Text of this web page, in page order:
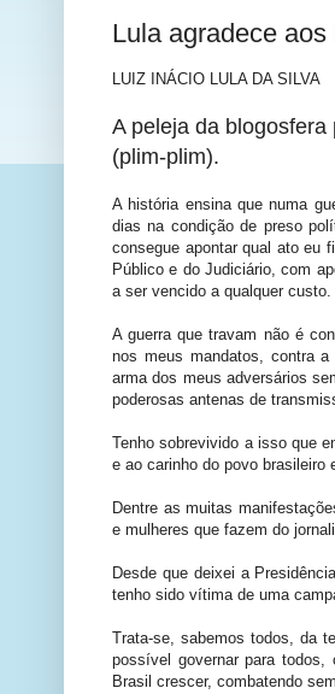
Lula agradece
LUIZ INÁCIO LULA DA SILVA
A peleja da
(plim-plim).
A história ensina que numa
dias na condição de preso
consegue apontar qual ato eu
Público e do Judiciário, com
a ser vencido a qualquer custo.
A guerra que travam não é
nos meus mandatos, contra
arma dos meus adversários
poderosas antenas de
Tenho sobrevivido a isso que
e ao carinho do povo brasileiro
Dentre as muitas
e mulheres que fazem do
Desde que deixei a
tenho sido vítima de uma
Trata-se, sabemos todos, da
possível governar para
Brasil crescer, combatendo